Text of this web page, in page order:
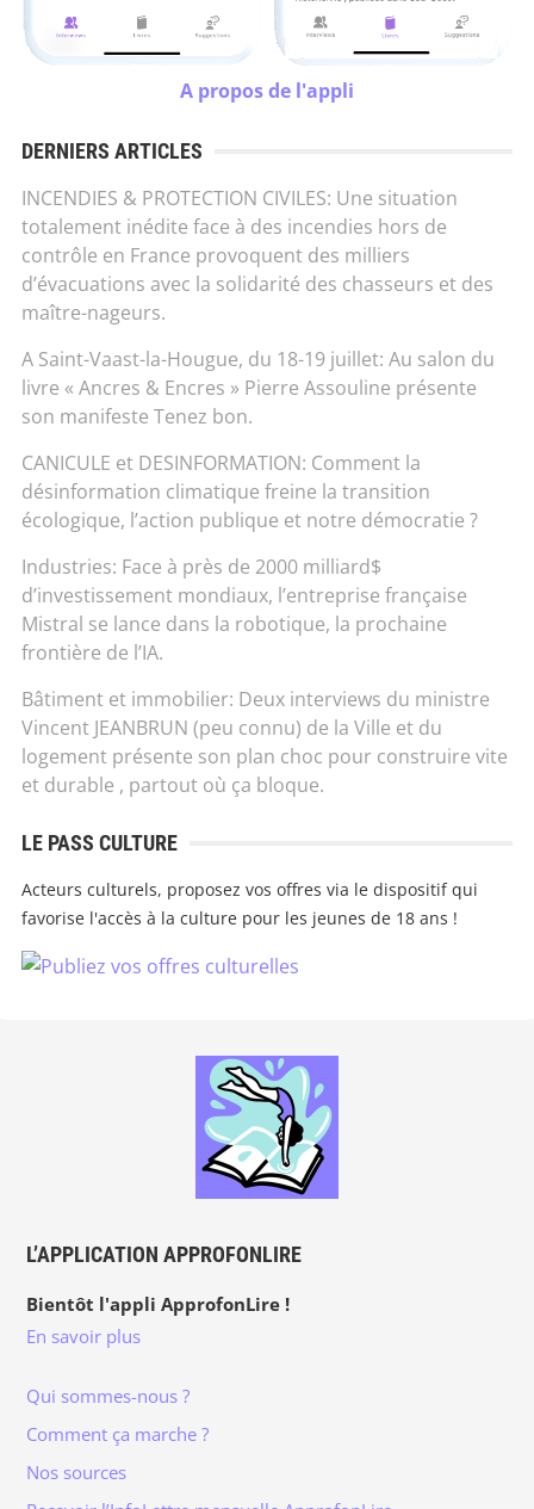
A propos de l'appli
DERNIERS ARTICLES
INCENDIES & PROTECTION CIVILES: Une situation
totalement inédite face à des incendies hors de
contrôle en France provoquent des milliers
d’évacuations avec la solidarité des chasseurs et des
maître-nageurs.
A Saint-Vaast-la-Hougue, du 18-19 juillet: Au salon du
livre « Ancres & Encres » Pierre Assouline présente
son manifeste Tenez bon.
CANICULE et DESINFORMATION: Comment la
désinformation climatique freine la transition
écologique, l’action publique et notre démocratie ?
Industries: Face à près de 2000 milliard$
d’investissement mondiaux, l’entreprise française
Mistral se lance dans la robotique, la prochaine
frontière de l’IA.
Bâtiment et immobilier: Deux interviews du ministre
Vincent JEANBRUN (peu connu) de la Ville et du
logement présente son plan choc pour construire vite
et durable , partout où ça bloque.
LE PASS CULTURE
Acteurs culturels, proposez vos offres via le dispositif qui
favorise l'accès à la culture pour les jeunes de 18 ans !
L’APPLICATION APPROFONLIRE
Bientôt l'appli ApprofonLire !
En savoir plus
Qui sommes-nous ?
Comment ça marche ?
Nos sources